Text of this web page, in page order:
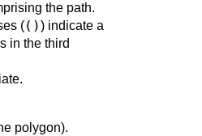
the path.
(()) indicate a
in the third
polygon).